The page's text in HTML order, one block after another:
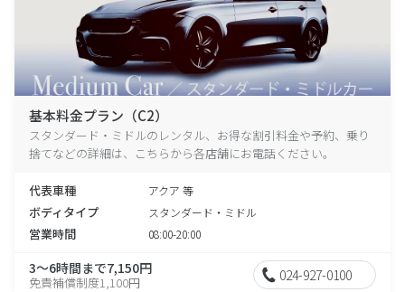
基本料金プラン（C2）
スタンダード・ミドルのレンタル、お得な割引料金や予約、乗り
捨てなどの詳細は、こちらから各店舗にお電話ください。
代表車種 アクア 等
ボディタイプ スタンダード・ミドル
営業時間 08:00-20:00
3～6時間まで7,150円
免責補償制度1,100円 024-927-0100